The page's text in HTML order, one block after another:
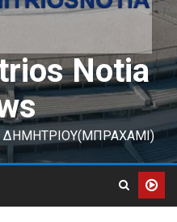
Notia
ΔΗΜΗΤΡΙΟΥ(ΜΠΡΑΧΑΜΙ)